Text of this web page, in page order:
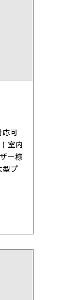
応可
室内
ー様
型プ